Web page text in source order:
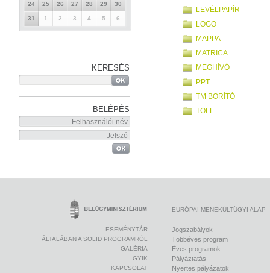
24 25 26 27 28 29 30
31 1 2 3 4 5 6
KERESÉS
BELÉPÉS
LEVÉLPAPÍR
LOGO
MAPPA
MATRICA
MEGHÍVÓ
PPT
TM BORÍTÓ
TOLL
ESEMÉNYTÁR
ÁLTALÁBAN A SOLID PROGRAMRÓL
GALÉRIA
GYIK
KAPCSOLAT
EURÓPAI MENEKÜLTÜGYI ALAP
Jogszabályok
Többéves program
Éves programok
Pályáztatás
Nyertes pályázatok